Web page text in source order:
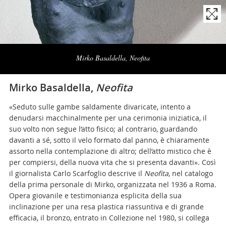
Mirko Basaldella, Neofita
Naviga
Mirko Basaldella, Neofita
«Seduto sulle gambe saldamente divaricate, intento a
denudarsi macchinalmente per una cerimonia iniziatica, il
suo volto non segue l’atto fisico; al contrario, guardando
davanti a sé, sotto il velo formato dal panno, è chiaramente
assorto nella contemplazione di altro; dell’atto mistico che è
per compiersi, della nuova vita che si presenta davanti». Così
il giornalista Carlo Scarfoglio descrive il Neofita, nel catalogo
della prima personale di Mirko, organizzata nel 1936 a Roma.
Opera giovanile e testimonianza esplicita della sua
inclinazione per una resa plastica riassuntiva e di grande
efficacia, il bronzo, entrato in Collezione nel 1980, si collega